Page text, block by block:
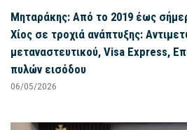
Μηταράκης: Από το 2019 έως
Χίος σε τροχιά ανάπτυξης:
μεταναστευτικού, Visa Express,
πυλών εισόδου
06/05/2026